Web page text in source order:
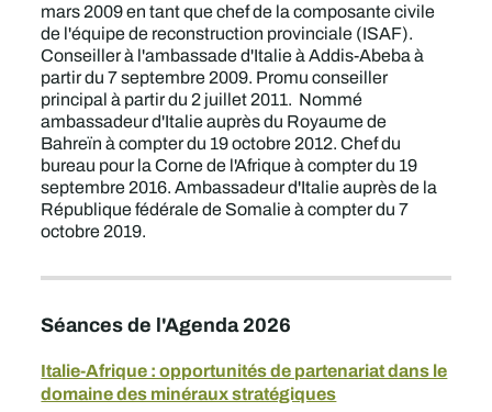
mars 2009 en tant que chef de la composante civile
de l'équipe de reconstruction provinciale (ISAF).
Conseiller à l'ambassade d'Italie à Addis-Abeba à
partir du 7 septembre 2009. Promu conseiller
principal à partir du 2 juillet 2011. Nommé
ambassadeur d'Italie auprès du Royaume de
Bahreïn à compter du 19 octobre 2012. Chef du
bureau pour la Corne de l'Afrique à compter du 19
septembre 2016. Ambassadeur d'Italie auprès de la
République fédérale de Somalie à compter du 7
octobre 2019.
Séances de l'Agenda 2026
Italie-Afrique : opportunités de partenariat dans le
domaine des minéraux stratégiques